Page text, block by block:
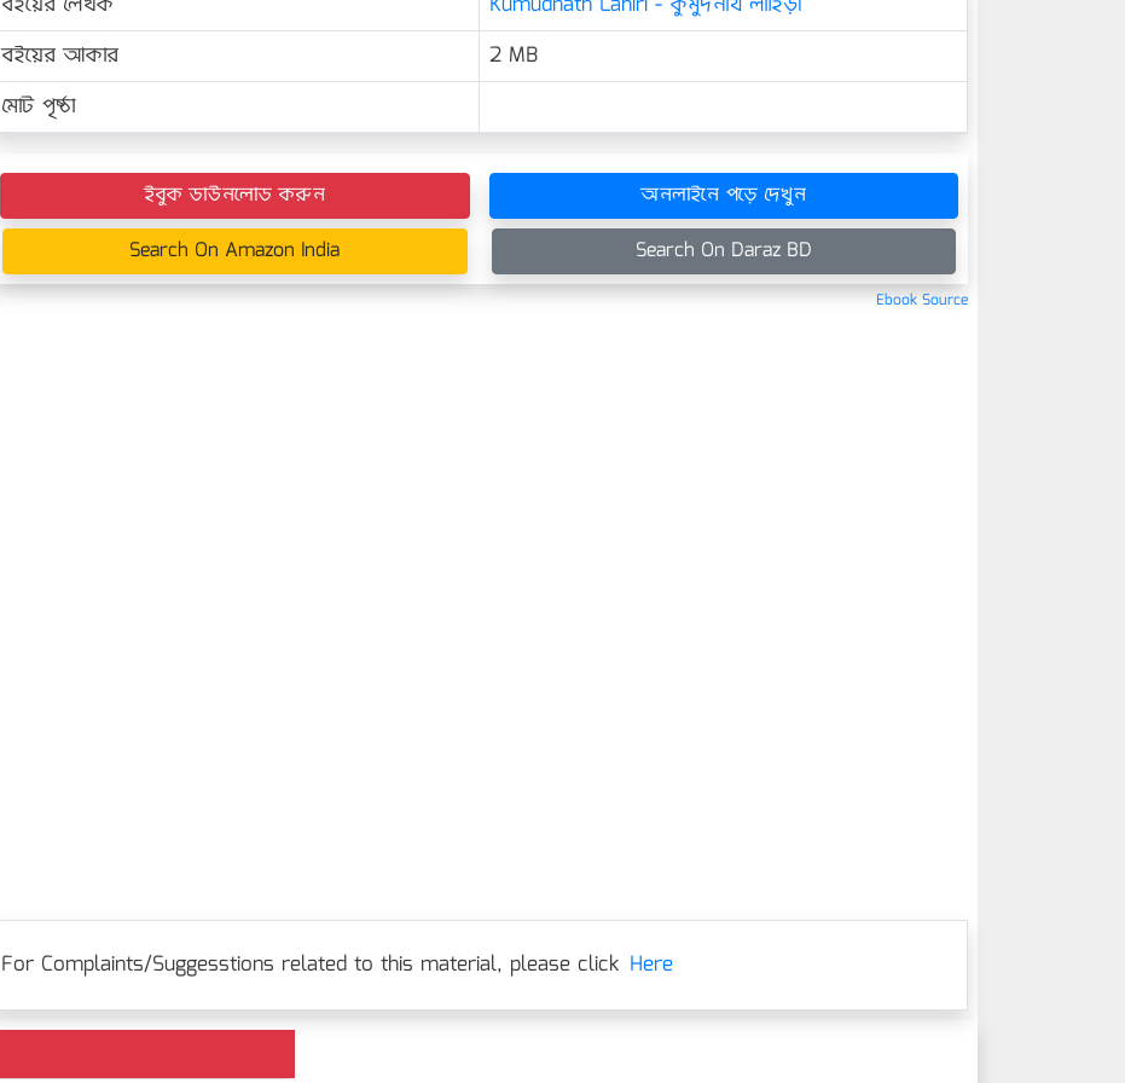
বইয়ের আকার
2 MB
মোট পৃষ্ঠা
ইবুক ডাউনলোড করুন
অনলাইনে পড়ে দেখুন
Search On Amazon India
Search On Daraz BD
Ebook Source
For Complaints/Suggesstions related to this material, please click Here